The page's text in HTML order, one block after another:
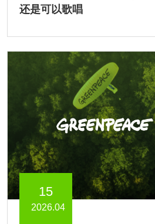
还是可以歌唱
15
2026.04